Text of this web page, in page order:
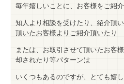
毎年嬉しいことに、お客様をご紹
知人より相談を受けたり、紹介頂
頂いたお客様よりご紹介頂いたり
または、お取引させて頂いたお客
却されたり等パターンは
いくつもあるのですが、とても嬉し